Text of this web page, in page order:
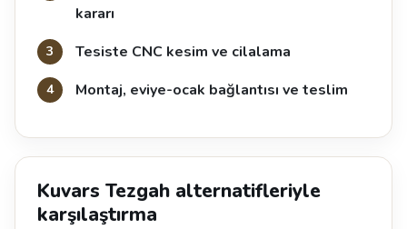
kararı
Tesiste CNC kesim ve cilalama
Montaj, eviye-ocak bağlantısı ve teslim
Kuvars Tezgah alternatifleriyle
karşılaştırma